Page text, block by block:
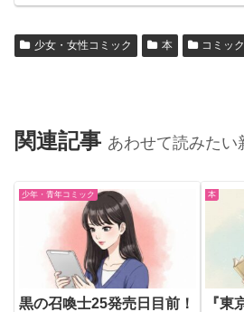
少女・女性コミック 本 コミック
関連記事 あわせて読みたい
少年・青年コミック
黒の召喚士25発売日目前！
本
『東